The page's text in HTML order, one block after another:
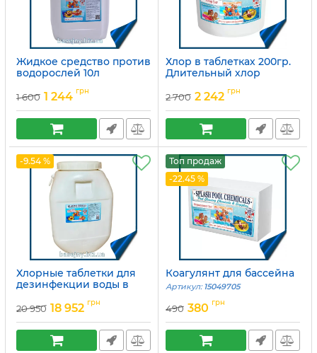
Жидкое средство против
водорослей 10л
1 600 1 244 грн
Хлор в таблетках 200гр.
Длительный хлор
2 700 2 242 грн
-9.54 %
Хлорные таблетки для
дезинфекции воды в
Артикул: 15049689
20 950 18 952 грн
Топ продаж
-22.45 %
Коагулянт для бассейна
Артикул: 15049705
490 380 грн